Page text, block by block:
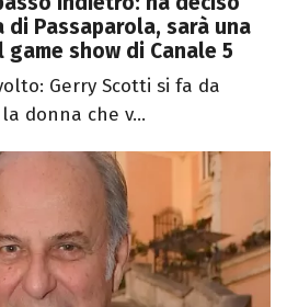
Passaparola, sarà una
show di Canale 5
Gerry Scotti si fa da
donna che v...